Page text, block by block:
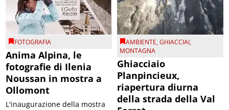
FOTOGRAFIA
Anima Alpina, le
fotografie di Ilenia
Noussan in mostra a
Ollomont
L'inaugurazione della mostra
AMBIENTE,GHIACCIAI,
MONTAGNA
Ghiacciaio
Planpincieux,
riapertura diurna
della strada della Val